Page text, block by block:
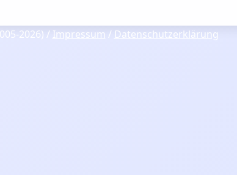
2026) / Impressum / Datenschutzerklärung